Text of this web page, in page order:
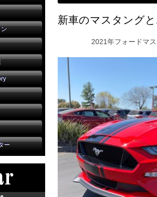
ー
新車のマスタング
2021年フォードマ